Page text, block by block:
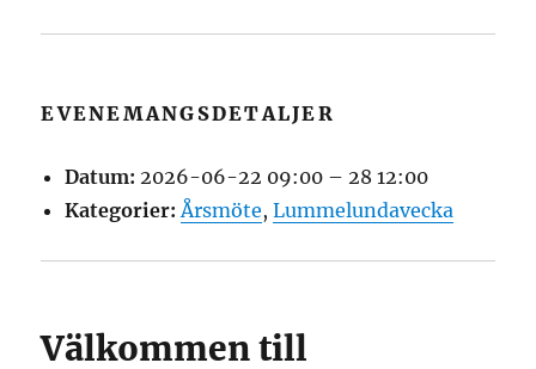
EVENEMANGSDETALJER
Datum: 2026-06-22 09:00 – 28 12:00
Kategorier: Årsmöte,Lummelundavecka
Välkommen till